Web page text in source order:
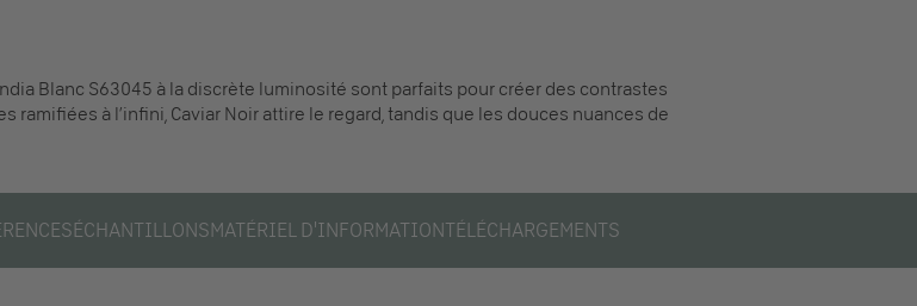
Blanc S63045 à la discrète luminosité sont parfaits pour créer des contrastes
à l’infini, Caviar Noir attire le regard, tandis que les douces nuances de
ÉCHANTILLONSMATÉRIEL D'INFORMATIONTÉLÉCHARGEMENTS